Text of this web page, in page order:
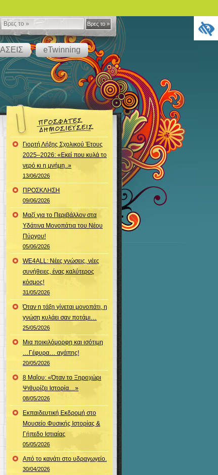
Βρες
το
»
Βρες το »
eTwinning
Γιορτή Λήξης Σχολικού Έτους
2025–2026: «Εκεί που κυλά το
νερό κι η μνήμη..»
13/06/2026
ΠΡΟΣΚΛΗΣΗ
09/06/2026
Μαζί για το Περιβάλλον στα
Υδάτινα Μονοπάτια του Νέου
Πύργου!
05/06/2026
WE4ALL: Νέες γνώσεις, νέες
συνήθειες, ένας καλύτερος
κόσμος!
31/05/2026
Όταν η τάξη γίνεται μονοπάτι, η
γνώση κυλάει σαν ποτάμι…
25/05/2026
Μια ποικιλόμορφη και ισότιμη
…Γέφυρα… αγάπης!
20/05/2026
8 Μαΐου: «Όταν το Ξηροχώρι
Ψιθυρίζει Ιστορία…»
08/05/2026
Εκπαιδευτική Εκδρομή στο
Μουσείο Φυσικής Ιστορίας &
Γήπεδο Ιστιαίας
05/05/2026
Από το κανάτι στο υδραγωγείο.
30/04/2026